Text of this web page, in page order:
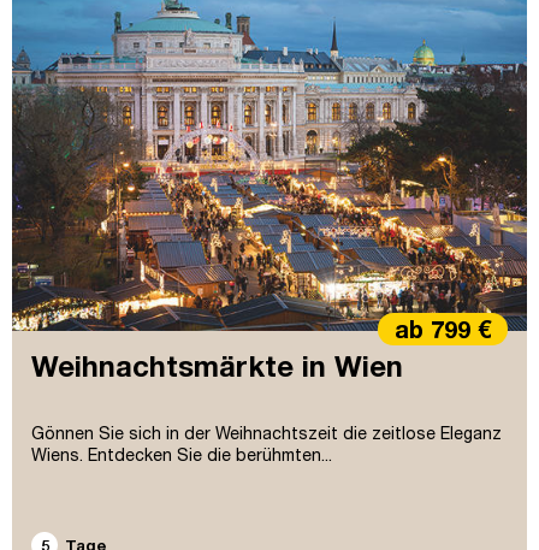
Weihnachtsmärkte in Wien
Gönnen Sie sich in der Weihnachtszeit die zeitlose Eleganz
Wiens. Entdecken Sie die berühmten...
ab 799 €
5 Tage